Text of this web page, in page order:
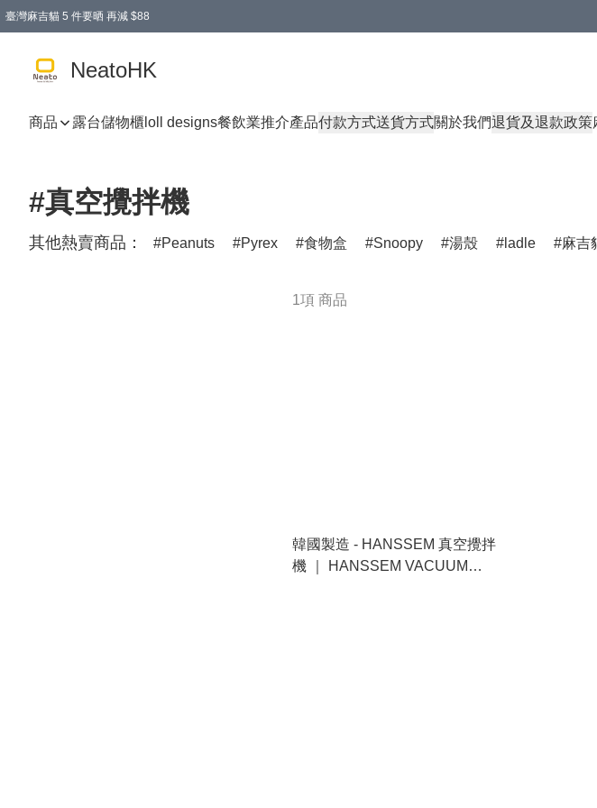
臺灣麻吉貓 5 件要晒 再減 $88
NeatoHK
商品 露台儲物櫃 loll designs餐飲業推介產品付款方式送貨方式關於我們退貨及退款政策
#真空攪拌機
其他熱賣商品： Peanuts Pyrex 食物盒 Snoopy 湯殼 ladle 麻吉
1項 商品
韓國製造 - HANSSEM 真空攪拌
機 ｜ HANSSEM VACUUM